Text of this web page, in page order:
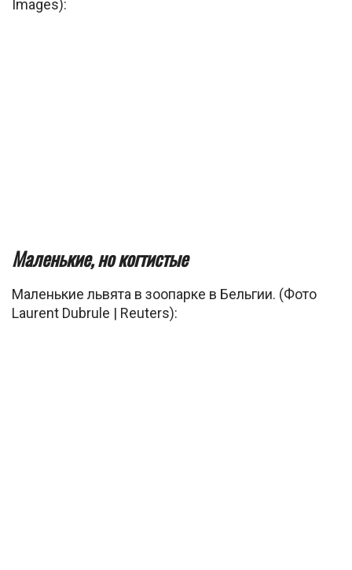
Images):
Маленькие, но когтистые
Маленькие львята в зоопарке в Бельгии. (Фото
Laurent Dubrule | Reuters):